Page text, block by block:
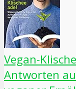
Vegan-
Antworten